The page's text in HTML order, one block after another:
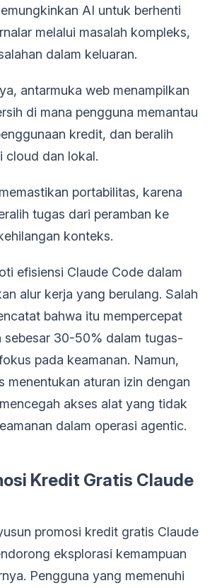
AI untuk berhenti
melalui masalah kompleks,
dalam keluaran.
antarmuka web menampilkan
di mana pengguna memantau
kredit, dan beralih
cloud dan lokal.
portabilitas, karena
tugas dari peramban ke
konteks.
efisiensi Claude Code dalam
alur kerja yang berulang. Salah
bahwa itu mempercepat
sebesar 30-50% dalam tugas-
pada keamanan. Namun,
menentukan aturan izin dengan
akses alat yang tidak
dalam operasi agentic.
Kredit Gratis Claude
promosi kredit gratis Claude
eksplorasi kemampuan
Pengguna yang memenuhi